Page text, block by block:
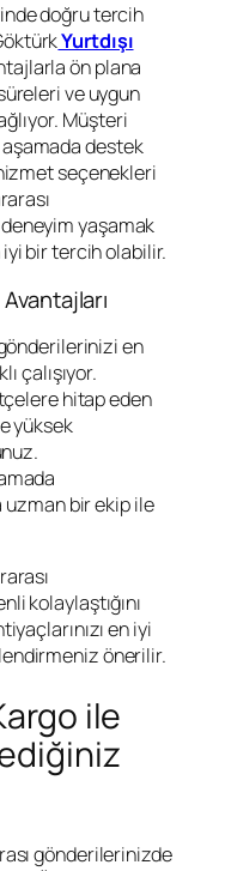
doğru tercih
Yurtdışı
ön plana
ve uygun
Müşteri
destek
seçenekleri
yaşamak
bir tercih olabilir.
en
çalışıyor.
hitap eden
yüksek
uzman bir ekip ile
kolaylaştığını
en iyi
önerilir.
ile
gönderilerinizde